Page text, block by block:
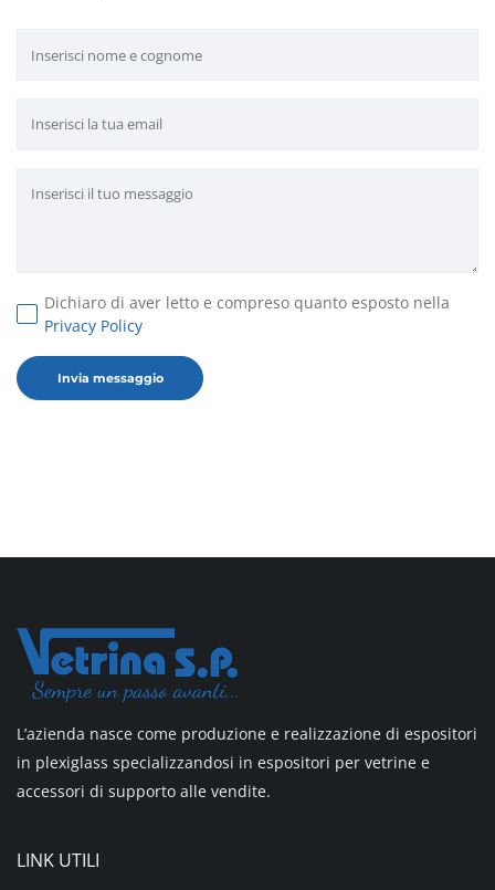
Dichiaro di aver letto e compreso quanto esposto nella
Privacy Policy
L’azienda nasce come produzione e realizzazione di espositori
in plexiglass specializzandosi in espositori per vetrine e
accessori di supporto alle vendite.
LINK UTILI